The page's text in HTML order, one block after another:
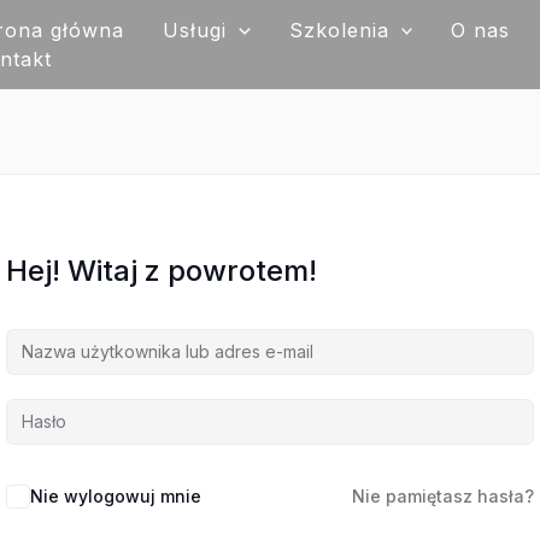
główna Usługi Szkolenia O nas
Hej! Witaj z powrotem!
Nie wylogowuj mnie Nie pamiętasz hasła?